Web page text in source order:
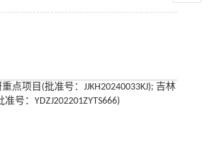
点项目(批准号：JJKH20240033KJ); 吉林
号：YDZJ202201ZYTS666)